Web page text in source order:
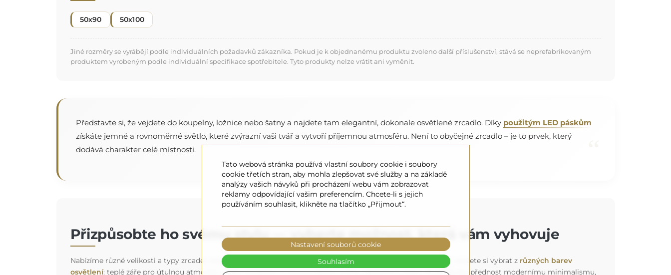
50x90 50x100
Jiné rozměry se vyrábějí podle individuálních požadavků zákazníka. Pokud je k objednanému produktu zvoleno další příslušenství, stává se neprefabrikovaným
produktem vyrobeným podle individuální specifikace spotřebitele. Tyto produkty nelze vrátit ani vyměnit.
Představte si, že vejdete do koupelny, ložnice nebo šatny a najdete tam elegantní, dokonale osvětlené zrcadlo. Díky použitým LED páskům
získáte jemné a rovnoměrné světlo, které zvýrazní vaši tvář a vytvoří příjemnou atmosféru. Není to obyčejné zrcadlo – je to prvek, který
dodává charakter celé místnosti.
Přizpůsobte ho svému stylu — vyberte možnost, která vám vyhovuje
Nabízíme různé velikosti a typy zrcadel, které se dokonale přizpůsobí vašemu interiéru (volitelně, za příplatek). Můžete si vybrat z různých barev
osvětlení: teplé záře pro útulnou atmosféru nebo silnějšího a intenzivnějšího světla, ideálního k líčení. Ať už dáváte přednost modernímu minimalismu,
Tato webová stránka používá vlastní soubory cookie i soubory
cookie třetích stran, aby mohla zlepšovat své služby a na základě
analýzy vašich návyků při procházení webu vám zobrazovat
reklamy odpovídající vašim preferencím. Chcete-li s jejich
používáním souhlasit, klikněte na tlačítko „Přijmout“.
Nastavení souborů cookie
Souhlasím